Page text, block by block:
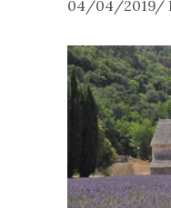
04/04/2019